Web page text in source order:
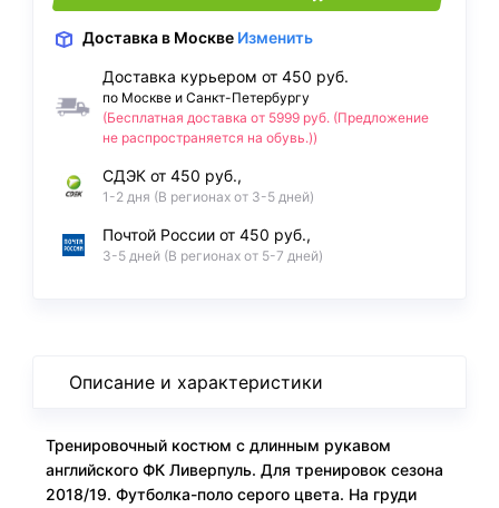
Доставка в Москве Изменить
Доставка курьером от 450 руб.
по Москве и Санкт-Петербургу
(Бесплатная доставка от 5999 руб. (Предложение
не распространяется на обувь.))
СДЭК от 450 руб.,
1-2 дня (В регионах от 3-5 дней)
Почтой России от 450 руб.,
3-5 дней (В регионах от 5-7 дней)
Описание и характеристики
Тренировочный костюм с длинным рукавом
английского ФК Ливерпуль. Для тренировок сезона
2018/19. Футболка-поло серого цвета. На груди